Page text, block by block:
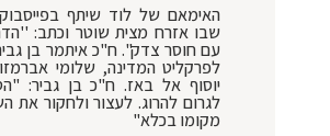
האימאם של לוד שיתף
שבו אזרח מצית שוטר וכתב:
עם חוסר צדק". ח"כ איתמר בן
לפרקליט המדינה, שלומי
יוסוף אל באז. ח"כ בן גביר:
לגרום להרוג. לעצור ולחקור את
מקומו בכלא"